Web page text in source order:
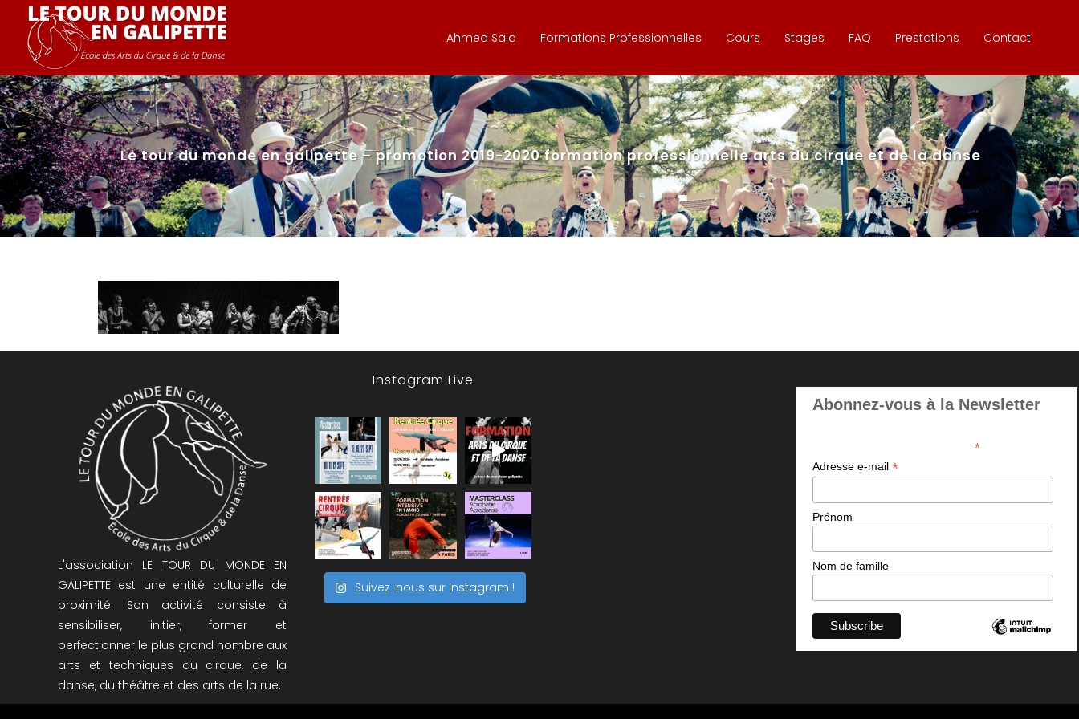
Ahmed Said Formations Professionnelles Cours Stages FAQ Prestations Contact
Le tour du monde en galipette – promotion 2019-2020 formation professionnelle arts du cirque et de la danse
L'association LE TOUR DU MONDE EN
GALIPETTE est une entité culturelle de
proximité. Son activité consiste à
sensibiliser, initier, former et
perfectionner le plus grand nombre aux
arts et techniques du cirque, de la
danse, du théâtre et des arts de la rue.
Instagram Live
Suivez-nous sur Instagram !
Abonnez-vous à la Newsletter
*indicates required
Adresse e-mail *
Prénom
Nom de famille